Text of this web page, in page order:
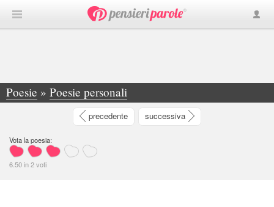
Poesie » Poesie personali
»Manca poco al nostro incontro e già son... - Franco Mastroianni
precedente successiva
Vota la poesia:
6.50in2voti